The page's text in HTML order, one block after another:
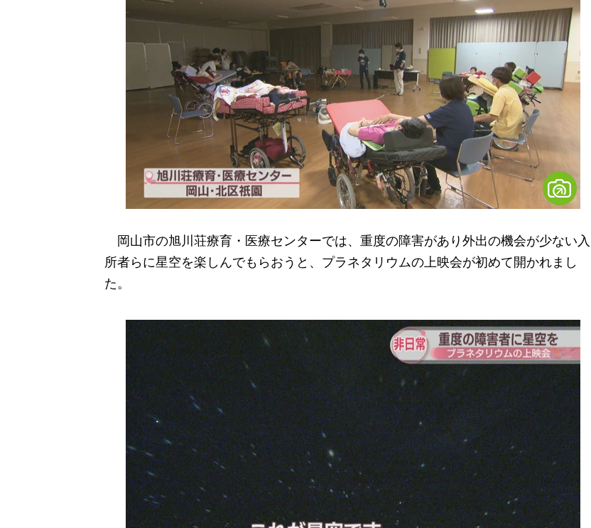
岡山市の旭川荘療育・医療センターでは、重度の障害があり外出の機会が少ない入
所者らに星空を楽しんでもらおうと、プラネタリウムの上映会が初めて開かれまし
た。